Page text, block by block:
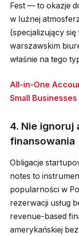
Fest — to okazje
w luźnej
(specjalizujący
warszawskim
właśnie na tego
All-in-One
Small Businesses
4. Nie ignoruj
finansowania
Obligacje
notes to
popularności w
rezerwacji usług
revenue-based
amerykańskiej